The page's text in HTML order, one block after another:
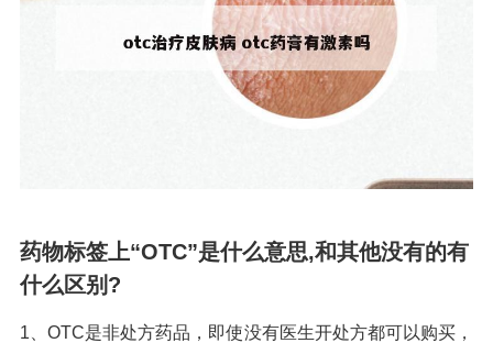
药物标签上“OTC”是什么意思,和其他没有的有
什么区别?
1、OTC是非处方药品，即使没有医生开处方都可以购买，